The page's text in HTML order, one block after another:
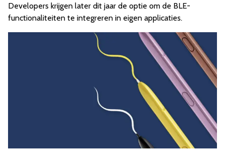
Developers krijgen later dit jaar de optie om de BLE-
functionaliteiten te integreren in eigen applicaties.